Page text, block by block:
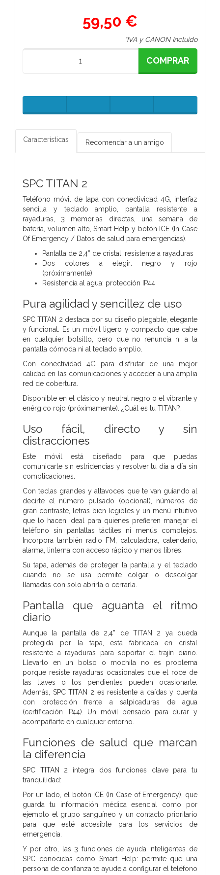
59,50 €
*IVA y CANON Incluido
COMPRAR
Características Recomendar a un amigo
SPC TITAN 2
Teléfono móvil de tapa con conectividad 4G, interfaz
sencilla y teclado amplio, pantalla resistente a
rayaduras, 3 memorias directas, una semana de
batería, volumen alto, Smart Help y botón ICE (In Case
Of Emergency / Datos de salud para emergencias).
Pantalla de 2,4” de cristal, resistente a rayaduras
Dos colores a elegir: negro y rojo
(próximamente)
Resistencia al agua: protección IP44
Pura agilidad y sencillez de uso
SPC TITAN 2 destaca por su diseño plegable, elegante
y funcional. Es un móvil ligero y compacto que cabe
en cualquier bolsillo, pero que no renuncia ni a la
pantalla cómoda ni al teclado amplio.
Con conectividad 4G para disfrutar de una mejor
calidad en las comunicaciones y acceder a una amplia
red de cobertura.
Disponible en el clásico y neutral negro o el vibrante y
enérgico rojo (próximamente). ¿Cuál es tu TITAN?.
Uso fácil, directo y sin
distracciones
Este móvil está diseñado para que puedas
comunicarte sin estridencias y resolver tu día a día sin
complicaciones.
Con teclas grandes y altavoces que te van guiando al
decirte el número pulsado (opcional), números de
gran contraste, letras bien legibles y un menú intuitivo
que lo hacen ideal para quienes prefieren manejar el
teléfono sin pantallas táctiles ni menús complejos.
Incorpora también radio FM, calculadora, calendario,
alarma, linterna con acceso rápido y manos libres.
Su tapa, además de proteger la pantalla y el teclado
cuando no se usa permite colgar o descolgar
llamadas con solo abrirla o cerrarla.
Pantalla que aguanta el ritmo
diario
Aunque la pantalla de 2,4” de TITAN 2 ya queda
protegida por la tapa, está fabricada en cristal
resistente a rayaduras para soportar el trajín diario.
Llevarlo en un bolso o mochila no es problema
porque resiste rayaduras ocasionales que el roce de
las llaves o los pendientes pueden ocasionarle.
Además, SPC TITAN 2 es resistente a caídas y cuenta
con protección frente a salpicaduras de agua
(certificación IP44). Un móvil pensado para durar y
acompañarte en cualquier entorno.
Funciones de salud que marcan
la diferencia
SPC TITAN 2 integra dos funciones clave para tu
tranquilidad:
Por un lado, el botón ICE (In Case of Emergency), que
guarda tu información médica esencial como por
ejemplo el grupo sanguíneo y un contacto prioritario
para que esté accesible para los servicios de
emergencia.
Y por otro, las 3 funciones de ayuda inteligentes de
SPC conocidas como Smart Help: permite que una
persona de confianza te ayude a configurar el teléfono